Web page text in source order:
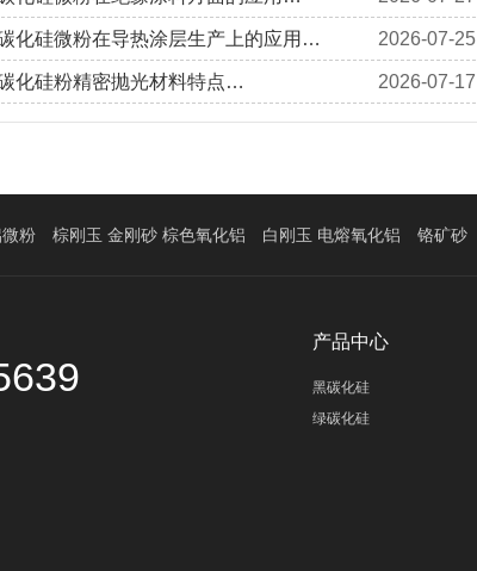
2026-07-25
化硅微粉在导热涂层生产上的应用…
2026-07-17
化硅粉精密抛光材料特点…
粉 棕刚玉 金刚砂 棕色氧化铝 白刚玉 电熔氧化铝 铬矿砂
产品中心
黑碳化硅
绿碳化硅